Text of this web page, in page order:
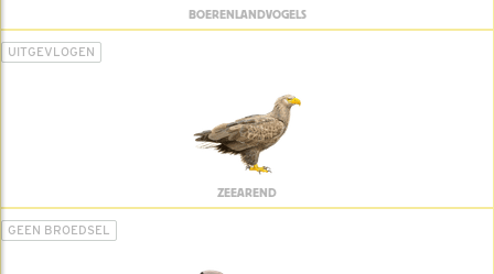
BOERENLANDVOGELS
UITGEVLOGEN
ZEEAREND
GEEN BROEDSEL